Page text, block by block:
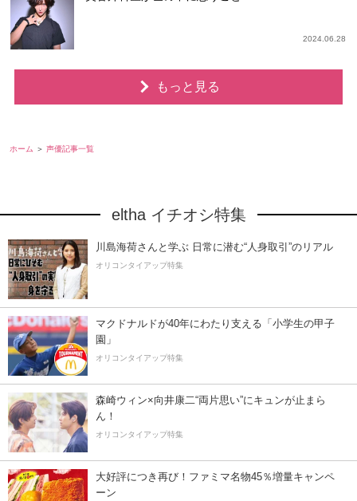
2024.06.28
もっと見る
ホーム 声優記事一覧
eltha イチオシ特集
川島海荷さんと学ぶ 日常に潜む“人身取引”のリアル
オリコンタイアップ特集
マクドナルドが40年にわたり支える「小学生の甲子
園」
オリコンタイアップ特集
森崎ウィン×向井康二“両片思い”にキュンが止まら
ん！
オリコンタイアップ特集
大好評につき再び！ファミマ名物45％増量キャンペ
ーン